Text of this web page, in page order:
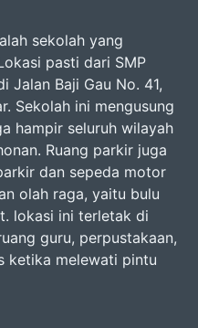
sekolah yang
pasti dari SMP
Jalan Baji Gau No. 41,
Sekolah ini mengusung
hampir seluruh wilayah
Ruang parkir juga
dan sepeda motor
olah raga, yaitu bulu
lokasi ini terletak di
guru, perpustakaan,
ketika melewati pintu